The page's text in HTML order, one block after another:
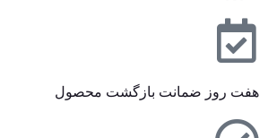
هفت روز ضمانت بازگشت محصول